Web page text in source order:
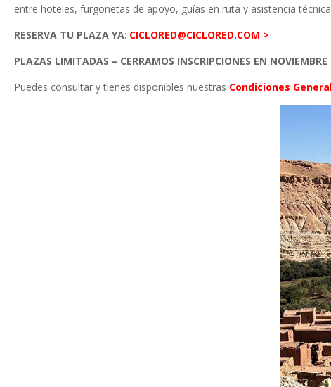
entre hoteles, furgonetas de apoyo, guías en ruta y asistencia técnica
RESERVA TU PLAZA YA: CICLORED@CICLORED.COM >
PLAZAS LIMITADAS – CERRAMOS INSCRIPCIONES EN NOVIEMBRE
Puedes consultar y tienes disponibles nuestras Condiciones